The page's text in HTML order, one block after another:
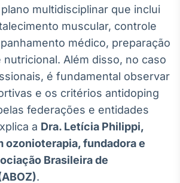
Crédito
multidisciplinar que inclui
muscular, controle
médico, preparação
Além disso, no caso
é fundamental observar
e os critérios antidoping
federações e entidades
a Dra. Letícia Philippi,
ozonioterapia, fundadora e
Brasileira de
ABOZ).